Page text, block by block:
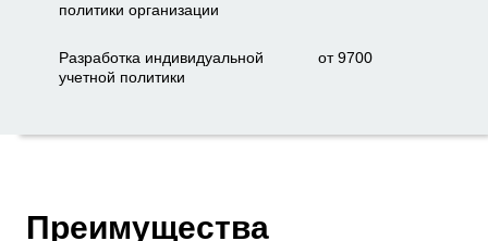
политики организации
Разработка индивидуальной
учетной политики
от 9700
Преимущества